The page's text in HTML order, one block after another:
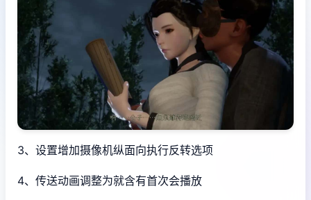
3、设置增加摄像机纵面向执行反转选项
4、传送动画调整为就含有首次会播放